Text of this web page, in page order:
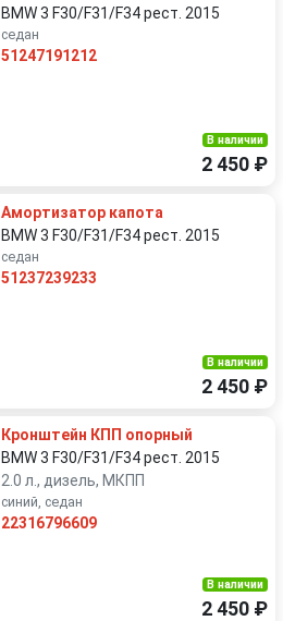
BMW 3 F30/F31/F34 рест. 2015
седан
51247191212
В наличии
2 450 ₽
Амортизатор капота
BMW 3 F30/F31/F34 рест. 2015
седан
51237239233
В наличии
2 450 ₽
Кронштейн КПП опорный
BMW 3 F30/F31/F34 рест. 2015
2.0 л., дизель, МКПП
синий, седан
22316796609
В наличии
2 450 ₽